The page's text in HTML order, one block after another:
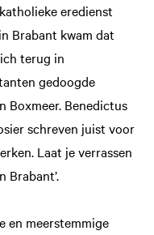
eredienst
Brabant kwam dat
terug in
gedoogde
Boxmeer. Benedictus
schreven juist voor
Laat je verrassen
Brabant’.
en meerstemmige